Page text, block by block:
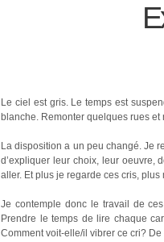
Le ciel est gris. Le temps est
blanche. Remonter quelques rues
La disposition a un peu changé. Je
d’expliquer leur choix, leur oeuvre,
aller. Et plus je regarde ces cris, plus
Je contemple donc le travail de
Prendre le temps de lire chaque
Comment voit-elle/il vibrer ce cri?